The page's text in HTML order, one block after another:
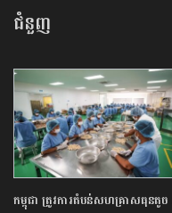
ជំនួញ
កម្ពុជា ត្រូវការតំបន់សហគ្រាសធុនតូ